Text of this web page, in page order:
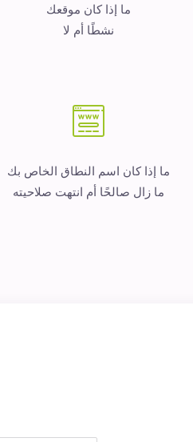
ما إذا كان موقعك
نشطًا أم لا
ما إذا كان اسم النطاق الخاص بك
ما زال صالحًا أم انتهت صلاحيته